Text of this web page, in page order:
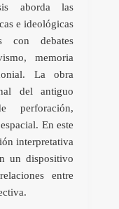
aborda las
e ideológicas
con debates
memoria
La obra
del antiguo
perforación,
En este
interpretativa
un dispositivo
entre